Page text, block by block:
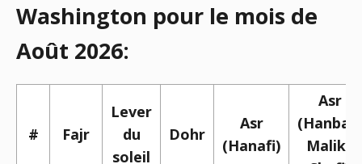
Washington pour le mois de
Août 2026:
# Fajr
Lever
du
soleil
Dohr
Asr
(Hanafi)
Asr
(Hanbali,
Maliki,